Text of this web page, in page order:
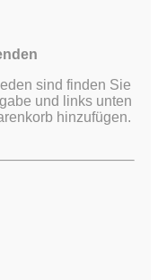
sind finden Sie
und links unten
hinzufügen.